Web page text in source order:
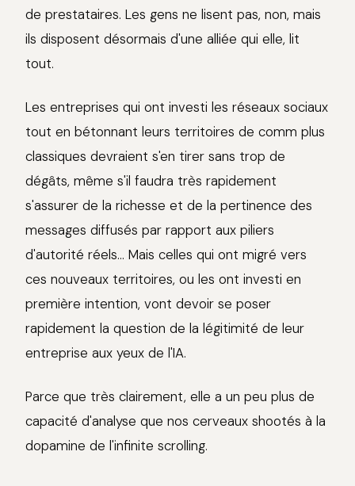
de prestataires. Les gens ne lisent pas, non, mais
ils disposent désormais d'une alliée qui elle, lit
tout.
Les entreprises qui ont investi les réseaux sociaux
tout en bétonnant leurs territoires de comm plus
classiques devraient s'en tirer sans trop de
dégâts, même s'il faudra très rapidement
s'assurer de la richesse et de la pertinence des
messages diffusés par rapport aux piliers
d'autorité réels... Mais celles qui ont migré vers
ces nouveaux territoires, ou les ont investi en
première intention, vont devoir se poser
rapidement la question de la légitimité de leur
entreprise aux yeux de l'IA.
Parce que très clairement, elle a un peu plus de
capacité d'analyse que nos cerveaux shootés à la
dopamine de l'infinite scrolling.